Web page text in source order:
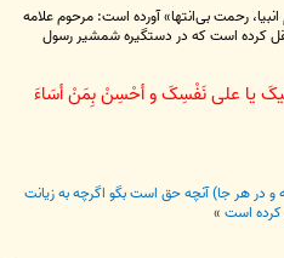
رحمت بی‌انتها» آورده است: مرحوم علامه
کرده است که در دستگیره شمشیر رسول
یا علی نَفْسِکَ و أحْسِنْ بِمَنْ أسَاءَ
و در هر جا) آنچه حق است بگو اگرچه به زیانت
است»